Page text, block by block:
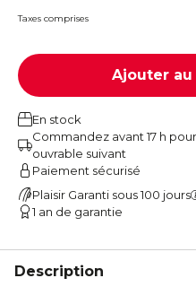
Taxes comprises
Ajouter
En stock
Commandez avant 17 h
ouvrable suivant
Paiement sécurisé
Plaisir Garanti sous 100 jours
1 an de garantie
Description